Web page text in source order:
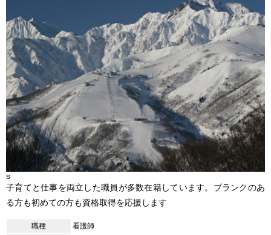
s
子育てと仕事を両立した職員が多数在籍しています。ブランクのあ
る方も初めての方も資格取得を応援します
職種
看護師